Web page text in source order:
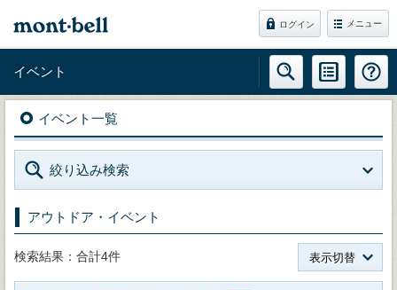
ログイン メニュー
イベント
イベント一覧
絞り込み検索
アウトドア・イベント
検索結果：合計4件 表示切替